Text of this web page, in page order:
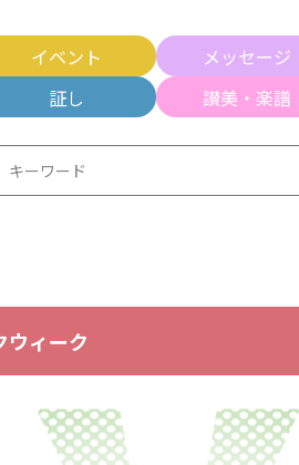
イベント メッセージ
証し 讃美・楽譜
ィーク